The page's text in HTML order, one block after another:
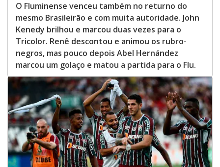
O Fluminense venceu também no returno do
mesmo Brasileirão e com muita autoridade. John
Kenedy brilhou e marcou duas vezes para o
Tricolor. Renê descontou e animou os rubro-
negros, mas pouco depois Abel Hernández
marcou um golaço e matou a partida para o Flu.